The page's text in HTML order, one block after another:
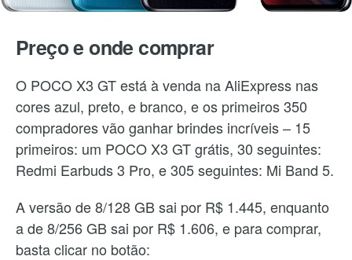
Preço e onde comprar
O POCO X3 GT está à venda na AliExpress nas
cores azul, preto, e branco, e os primeiros 350
compradores vão ganhar brindes incríveis – 15
primeiros: um POCO X3 GT grátis, 30 seguintes:
Redmi Earbuds 3 Pro, e 305 seguintes: Mi Band 5.
A versão de 8/128 GB sai por R$ 1.445, enquanto
a de 8/256 GB sai por R$ 1.606, e para comprar,
basta clicar no botão: